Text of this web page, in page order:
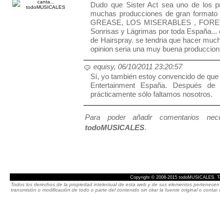
Dudo que Sister Act sea uno de los
muchas producciones de gran
GREASE, LOS MISERABLES ,
Sonrisas y Lágrimas por toda
de Hairspray. se tendria que hacer
opinion seria una muy buena
equisy, 06/10/2011 23:20:57
Sí, yo también estoy convencido de
Entertainment España. Después
prácticamente sólo faltamos nosotros.
Para poder añadir comentarios
todoMUSICALES.
Copyright © 2008-2015 todoMUSICALES.
Todos los derechos de la propiedad intelectual de esta web y de sus elementos
transmisión o modificación de todo o parte del contenido sin citar la fuente original o